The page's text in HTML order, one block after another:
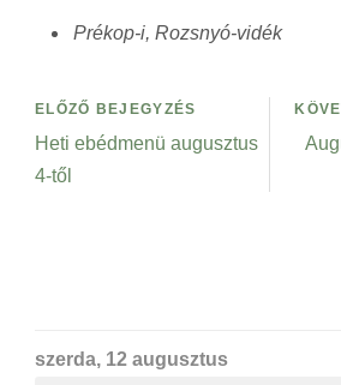
Prékop-i, Rozsnyó-vidék
ELŐZŐ BEJEGYZÉS
Heti ebédmenü augusztus
4-től
szerda, 12 augusztus